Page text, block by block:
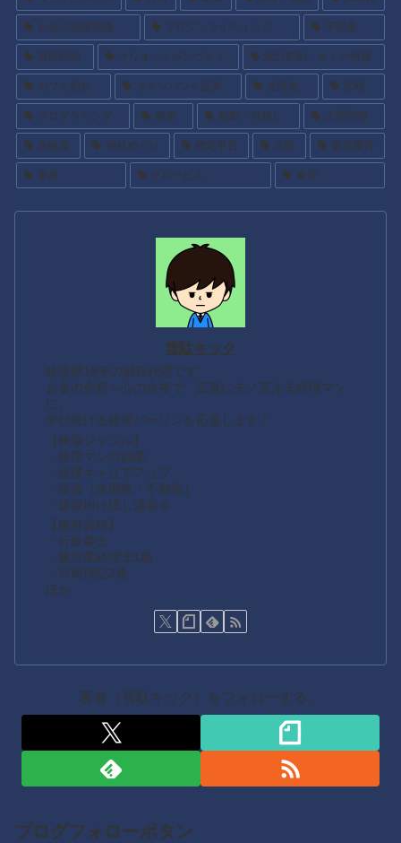
お金の基礎知識 ブログ・ライティング 不動産
資産防衛 マリオットボンヴォイ 家計節約・オトク情報
カフェ紹介 サクソバンク証券 北海道 節税
プログラミング 健康 転勤・引越し 人間関係
合氣道 神社めぐり 確定申告 大阪 仮想通貨
家庭 グロービス 食育
雪駄キック
経理歴18年の部長代理です。
お金の余裕＝心の余裕で、正直にモノ言える経理マン
に。
学び続ける経理パーソンを応援します！
【執筆ジャンル】
・経理マンの副業
・経理キャリアアップ
・投資（米国株・不動産）
・源泉掛け流し温泉♨️
【保有資格】
・行政書士
・建設業経理士1級
・日商簿記2級
ほか
著者（雪駄キック）をフォローする。
ブログフォローボタン